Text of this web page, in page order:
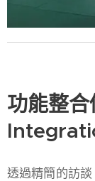
功能整
透過精簡的訪